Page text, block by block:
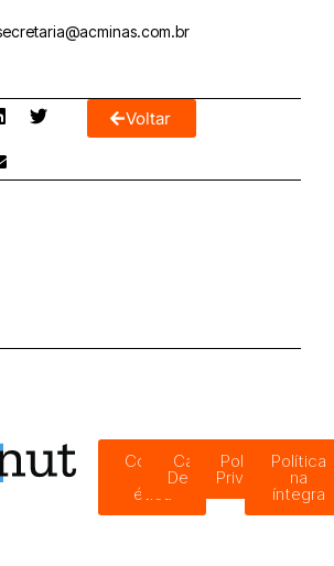
Voltar
Código
ética
Canal de
Denúncias
Política de
Privacidade
Política
na
íntegra